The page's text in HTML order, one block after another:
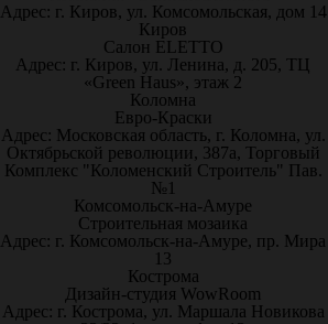
Адрес: г. Киров, ул. Комсомольская, дом 14
Киров
Салон ELETTO
Адрес: г. Киров, ул. Ленина, д. 205, ТЦ
«Green Haus», этаж 2
Коломна
Евро-Краски
Адрес: Московская область, г. Коломна, ул.
Октябрьской революции, 387а, Торговый
Комплекс "Коломенский Строитель" Пав.
№1
Комсомольск-на-Амуре
Строительная мозаика
Адрес: г. Комсомольск-на-Амуре, пр. Мира
13
Кострома
Дизайн-студия WowRoom
Адрес: г. Кострома, ул. Маршала Новикова